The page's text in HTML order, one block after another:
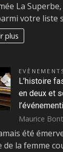
La
votre liste
plus
L’histoire
en deux et
Maurice
été
de la femme